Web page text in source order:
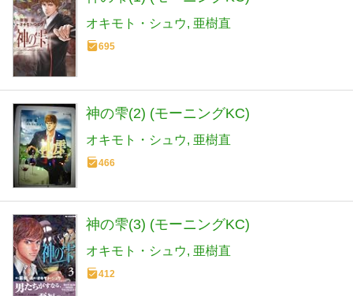
オキモト・シュウ 亜樹直
695
神の雫(2) (モーニングKC)
オキモト・シュウ 亜樹直
466
神の雫(3) (モーニングKC)
オキモト・シュウ 亜樹直
412